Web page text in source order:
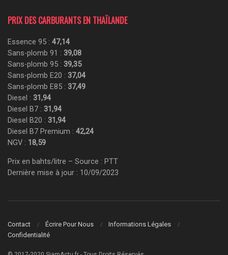
PRIX DES CARBURANTS EN THAÏLANDE
Essence 95 : 47,14
Sans-plomb 91 : 39,08
Sans-plomb 95 : 39,35
Sans-plomb E20 : 37,04
Sans-plomb E85 : 37,49
Diesel : 31,94
Diesel B7 : 31,94
Diesel B20 : 31,94
Diesel B7 Premium : 42,24
NGV : 18,59
Prix en bahts/litre – Source : PTT
Dernière mise à jour : 10/09/2023
Contact Écrire Pour Nous
Informations Légales
Confidentialité